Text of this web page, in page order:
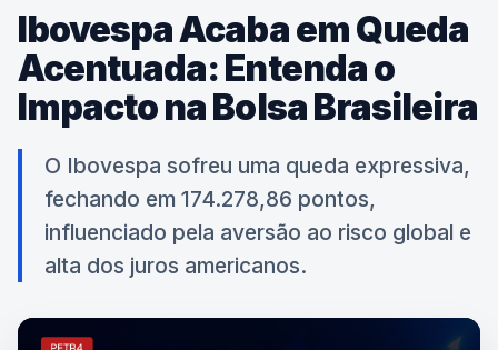
Ibovespa Acaba em Queda
Acentuada: Entenda o
Impacto na Bolsa Brasileira
O Ibovespa sofreu uma queda expressiva,
fechando em 174.278,86 pontos,
influenciado pela aversão ao risco global e
alta dos juros americanos.